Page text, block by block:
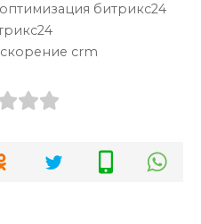
оптимизация битрикс24
crm